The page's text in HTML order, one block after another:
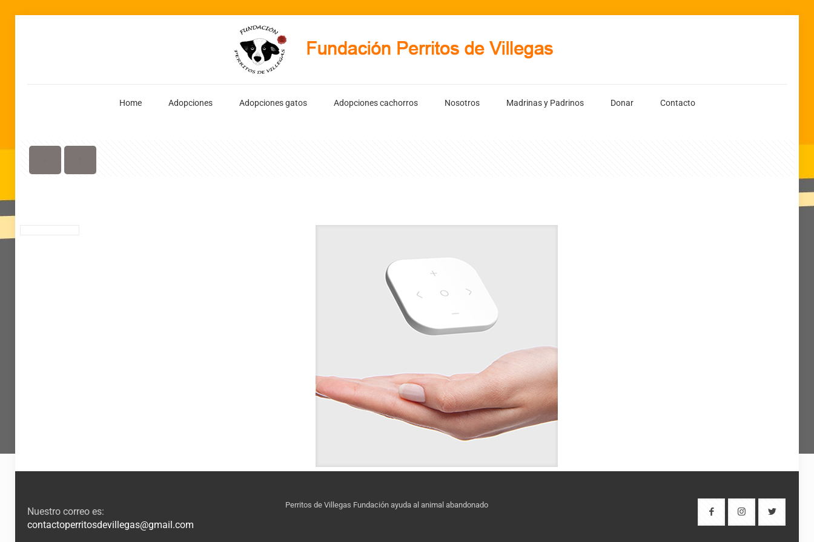
Home Adopciones Adopciones gatos Adopciones cachorros Nosotros Madrinas y Padrinos Donar Contacto
Nuestro correo es:
contactoperritosdevillegas@gmail.com
Perritos de Villegas Fundación ayuda al animal abandonado